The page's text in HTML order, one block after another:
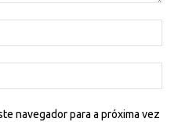
navegador para a próxima vez